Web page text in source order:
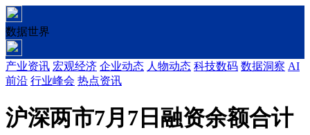
数据世界
产业资讯 宏观经济 企业动态 人物动态 科技数码 数据洞察 AI
前沿 行业峰会 热点资讯
沪深两市7月7日融资余额合计